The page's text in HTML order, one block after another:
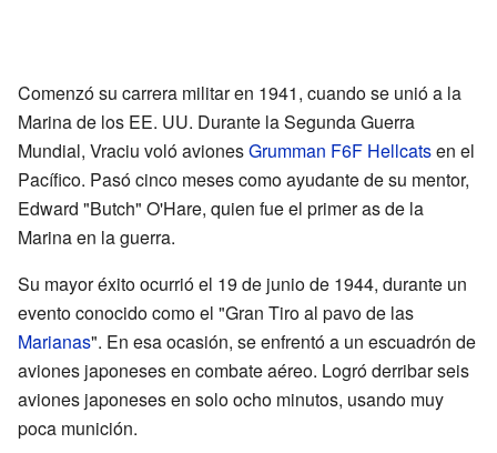
Comenzó su carrera militar en 1941, cuando se unió a la
Marina de los EE. UU. Durante la Segunda Guerra
Mundial, Vraciu voló avionesGrumman F6F Hellcatsen el
Pacífico. Pasó cinco meses como ayudante de su mentor,
Edward "Butch" O'Hare, quien fue el primer as de la
Marina en la guerra.
Su mayor éxito ocurrió el 19 de junio de 1944, durante un
evento conocido como el "Gran Tiro al pavo de las
Marianas". En esa ocasión, se enfrentó a un escuadrón de
aviones japoneses en combate aéreo. Logró derribar seis
aviones japoneses en solo ocho minutos, usando muy
poca munición.